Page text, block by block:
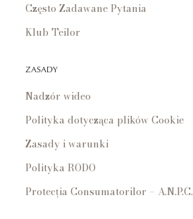
Często Zadawane Pytania
Klub Teilor
ZASADY
Nadzór wideo
Polityka dotycząca plików Cookie
Zasady i warunki
Polityka RODO
Protecția Consumatorilor – A.N.P.C.